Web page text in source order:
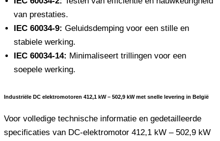
van prestaties.
IEC 60034-9: Geluidsdemping voor een stille en
stabiele werking.
IEC 60034-14: Minimaliseert trillingen voor een
soepele werking.
Industriële DC elektromotoren 412,1 kW – 502,9 kW met snelle levering in België
Voor volledige technische informatie en gedetailleerde
specificaties van DC-elektromotor 412,1 kW – 502,9 kW